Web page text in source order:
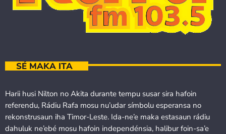
SÉ MAKA ITA
Harii husi Nilton no Akita durante tempu susar sira hafoin
referendu, Rádiu Rafa mosu nu’udar símbolu esperansa no
rekonstrusaun iha Timor-Leste. Ida-ne’e maka estasaun rádiu
dahuluk ne’ebé mosu hafoin independénsia, halibur foin-sa’e